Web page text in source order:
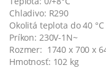
Chladivo: R290
Okolitá teplota do 40 °C
Príkon: 230V-1N~
Rozmer: 1740 x 700 x
Hmotnosť: 102 kg